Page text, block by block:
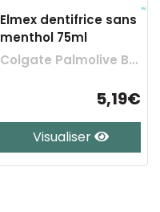
Elmex dentifrice sans
menthol 75ml
Colgate Palmolive Belgium
5,19€
Visualiser